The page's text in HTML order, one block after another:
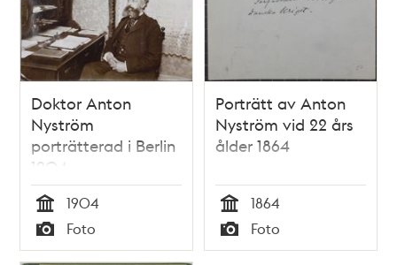
Doktor Anton
Nyström
porträtterad i Berlin
1904
Tid
1904
Typ
Foto
Porträtt av Anton
Nyström vid 22 års
ålder 1864
Tid
1864
Typ
Foto